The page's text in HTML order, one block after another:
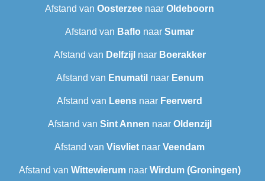
Afstand van Oosterzee naar Oldeboorn
Afstand van Baflo naar Sumar
Afstand van Delfzijl naar Boerakker
Afstand van Enumatil naar Eenum
Afstand van Leens naar Feerwerd
Afstand van Sint Annen naar Oldenzijl
Afstand van Visvliet naar Veendam
Afstand van Wittewierumnaar Wirdum (Groningen)